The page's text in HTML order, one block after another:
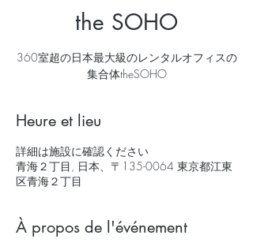
the SOHO
360室超の日本最大級のレンタルオフィスの
集合体theSOHO
Heure et lieu
詳細は施設に確認ください
青海２丁目, 日本、〒135-0064 東京都江東
区青海２丁目
À propos de l'événement